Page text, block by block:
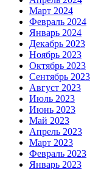
Март 2024
Февраль 2024
Январь 2024
Декабрь 2023
Ноябрь 2023
Октябрь 2023
Сентябрь 2023
Август 2023
Июль 2023
Июнь 2023
Май 2023
Апрель 2023
Март 2023
Февраль 2023
Январь 2023